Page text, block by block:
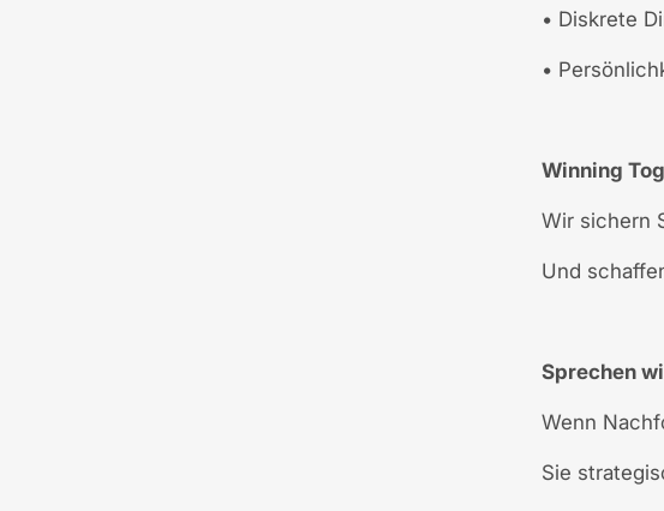
• Diskrete
•
Winning
Wir sichern
Und
Sprechen
Wenn
Sie